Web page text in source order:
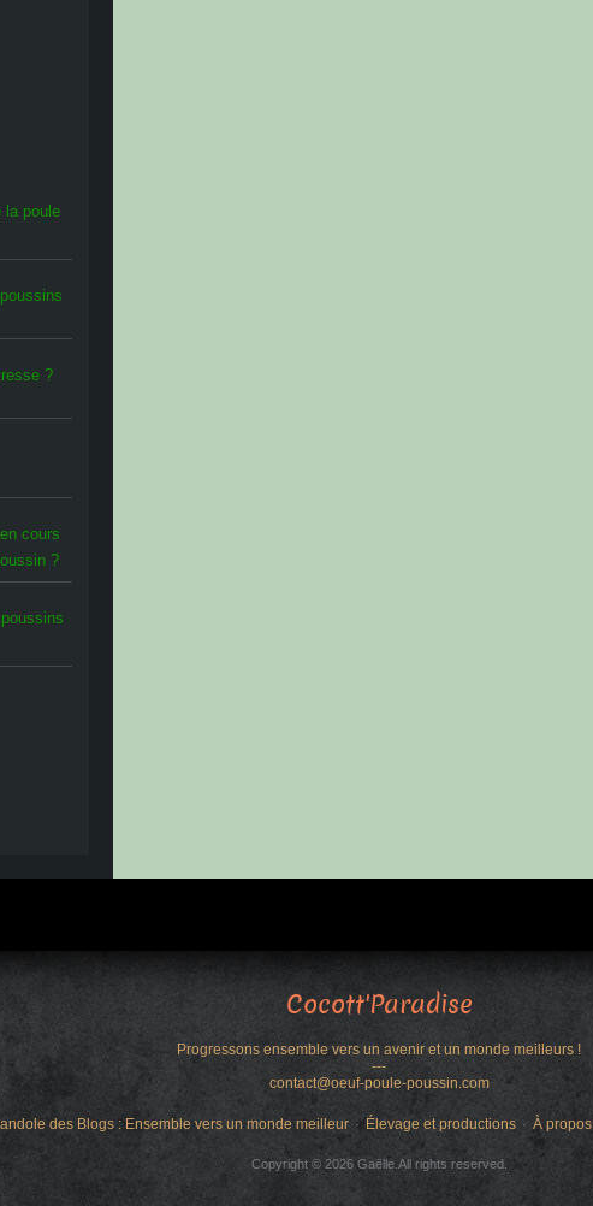
la poule
?
cours
?
Cocott'Paradise
Progressons ensemble vers un avenir et un monde meilleurs !
---
contact@oeuf-poule-poussin.com
des Blogs : Ensemble vers un monde meilleur Élevage et productions À propos
Copyright © 2026 Gaëlle.All rights reserved.